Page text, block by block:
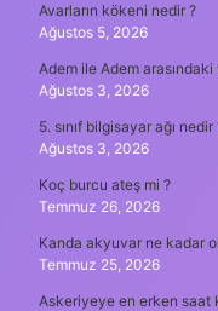
Avarların kökeni nedir ?
Ağustos 5, 2026
Adem ile Adem
Ağustos 3, 2026
5. sınıf bilgisayar ağı nedir
Ağustos 3, 2026
Koç burcu ateş mi ?
Temmuz 26, 2026
Kanda akyuvar ne kadar
Temmuz 25, 2026
Askeriyeye en erken saat